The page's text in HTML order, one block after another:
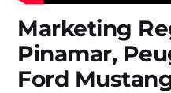
Marketing
Pinamar,
Ford